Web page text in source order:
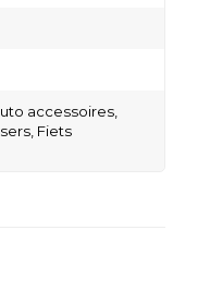
accessoires,
Fiets